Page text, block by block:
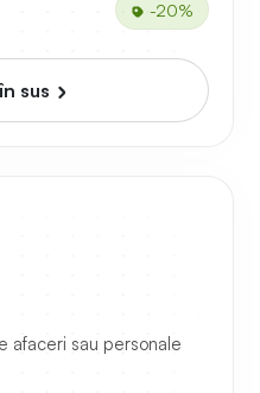
-20%
sus
afaceri sau personale